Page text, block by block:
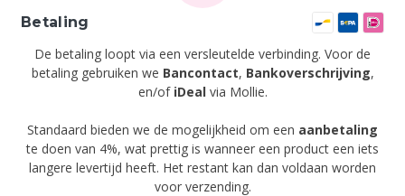
Betaling
De betaling loopt via een versleutelde verbinding. Voor de
betaling gebruiken we Bancontact, Bankoverschrijving,
en/of iDeal via Mollie.
Standaard bieden we de mogelijkheid om een aanbetaling
te doen van 4%, wat prettig is wanneer een product een iets
langere levertijd heeft. Het restant kan dan voldaan worden
voor verzending.